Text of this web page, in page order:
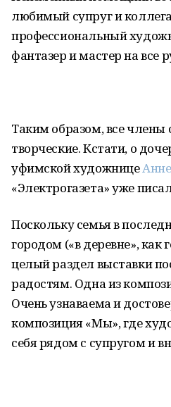
любимый супруг и
профессиональный
фантазер и мастер на все
Таким образом, все
творческие. Кстати, о
уфимской художнице
«Электрогазета» уже
Поскольку семья в
городом («в деревне», как
целый раздел выставки
радостям. Одна из
Очень узнаваема и
композиция «Мы», где
себя рядом с супругом и